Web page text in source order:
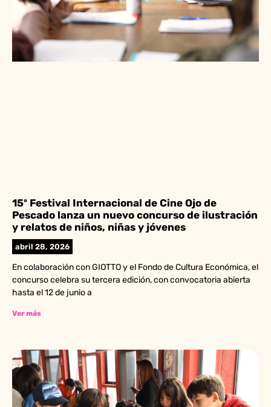
15º Festival Internacional de Cine Ojo de
Pescado lanza un nuevo concurso de ilustración
y relatos de niños, niñas y jóvenes
abril 28, 2026
En colaboración con GIOTTO y el Fondo de Cultura Económica, el
concurso celebra su tercera edición, con convocatoria abierta
hasta el 12 de junio a
Ver más